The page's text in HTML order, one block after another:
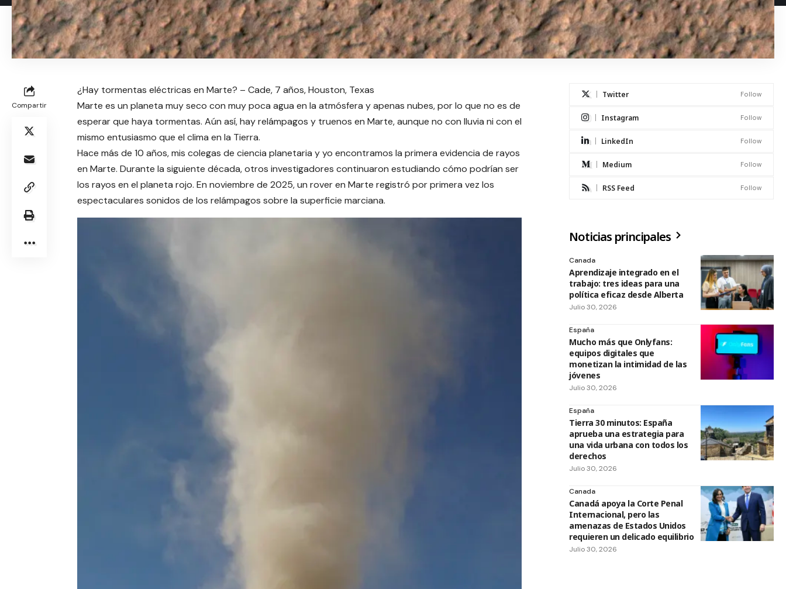
Compartir
¿Hay tormentas eléctricas en Marte? – Cade, 7 años, Houston, Texas
Marte es un planeta muy seco con muy poca agua en la atmósfera y apenas nubes, por lo que no es de
esperar que haya tormentas. Aún así, hay relámpagos y truenos en Marte, aunque no con lluvia ni con el
mismo entusiasmo que el clima en la Tierra.
Hace más de 10 años, mis colegas de ciencia planetaria y yo encontramos la primera evidencia de rayos
en Marte. Durante la siguiente década, otros investigadores continuaron estudiando cómo podrían ser
los rayos en el planeta rojo. En noviembre de 2025, un rover en Marte registró por primera vez los
espectaculares sonidos de los relámpagos sobre la superficie marciana.
Twitter Follow
Instagram Follow
LinkedIn Follow
Medium Follow
RSS Feed Follow
Noticias principales
Canada
Aprendizaje integrado en el
trabajo: tres ideas para una
política eficaz desde Alberta
Julio 30, 2026
España
Mucho más que Onlyfans:
equipos digitales que
monetizan la intimidad de las
jóvenes
Julio 30, 2026
España
Tierra 30 minutos: España
aprueba una estrategia para
una vida urbana con todos los
derechos
Julio 30, 2026
Canada
Canadá apoya la Corte Penal
Internacional, pero las
amenazas de Estados Unidos
requieren un delicado equilibrio
Julio 30, 2026